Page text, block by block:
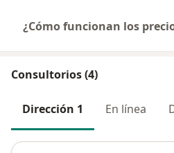
¿Cómo funcionan los
Consultorios (4)
Dirección 1 En línea